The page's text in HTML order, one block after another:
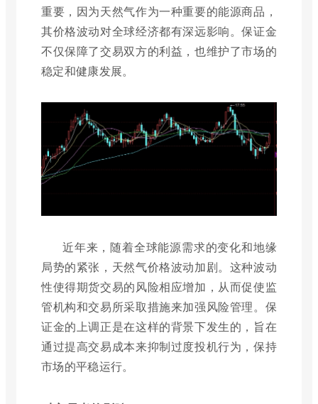
重要，因为天然气作为一种重要的能源商品，
其价格波动对全球经济都有深远影响。保证金
不仅保障了交易双方的利益，也维护了市场的
稳定和健康发展。
近年来，随着全球能源需求的变化和地缘
局势的紧张，天然气价格波动加剧。这种波动
性使得期货交易的风险相应增加，从而促使监
管机构和交易所采取措施来加强风险管理。保
证金的上调正是在这样的背景下发生的，旨在
通过提高交易成本来抑制过度投机行为，保持
市场的平稳运行。